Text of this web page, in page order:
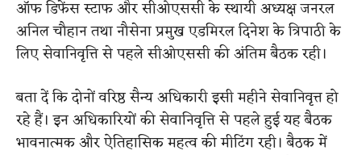
ऑफ डिफेंस स्टाफ और सीओएससी के स्थायी अध्यक्ष जनरल
अनिल चौहान तथा नौसेना प्रमुख एडमिरल दिनेश के त्रिपाठी के
लिए सेवानिवृत्ति से पहले सीओएससी की अंतिम बैठक रही।
बता दें कि दोनों वरिष्ठ सैन्य अधिकारी इसी महीने सेवानिवृत्त हो
रहे हैं। इन अधिकारियों की सेवानिवृत्ति से पहले हुई यह बैठक
भावनात्मक और ऐतिहासिक महत्व की मीटिंग रही। बैठक में